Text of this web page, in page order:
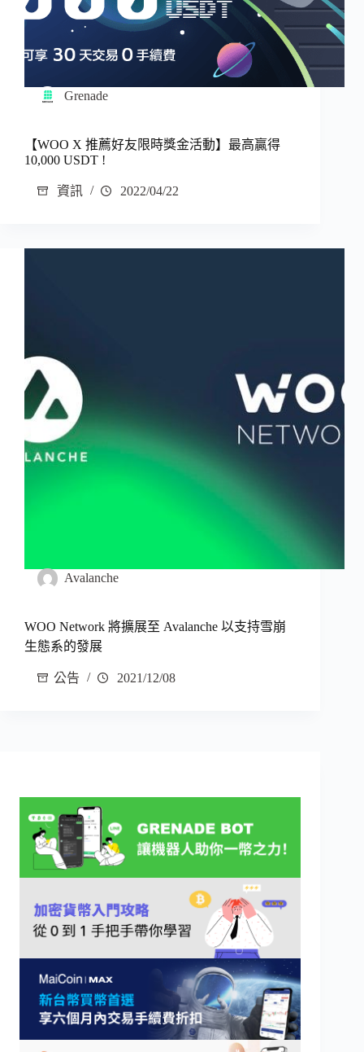
Grenade
【WOO X 推薦好友限時獎金活動】最高贏得
10,000 USDT !
資訊 2022/04/22
Avalanche
WOO Network 將擴展至 Avalanche 以支持雪崩
生態系的發展
公告 2021/12/08